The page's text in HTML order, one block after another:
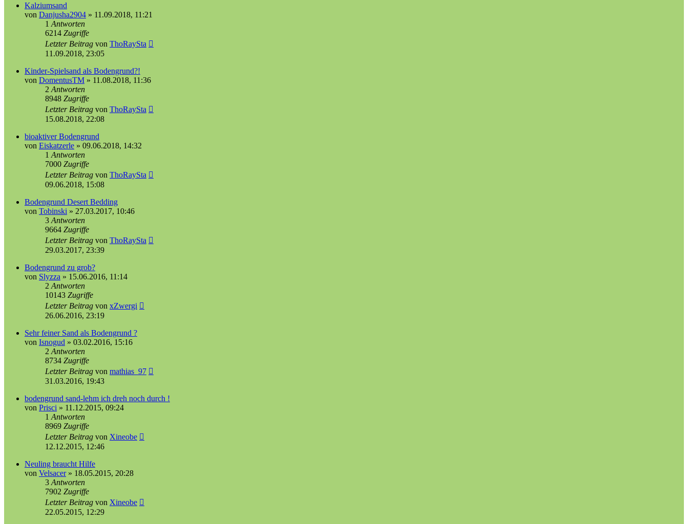
Kalziumsand
von Danjusha2904 » 11.09.2018, 11:21
1 Antworten
6214 Zugriffe
Letzter Beitrag von ThoRaySta
11.09.2018, 23:05
Kinder-Spielsand als Bodengrund?!
von DomentusTM » 11.08.2018, 11:36
2 Antworten
8948 Zugriffe
Letzter Beitrag von ThoRaySta
15.08.2018, 22:08
bioaktiver Bodengrund
von Eiskatzerle » 09.06.2018, 14:32
1 Antworten
7000 Zugriffe
Letzter Beitrag von ThoRaySta
09.06.2018, 15:08
Bodengrund Desert Bedding
von Tobinski » 27.03.2017, 10:46
3 Antworten
9664 Zugriffe
Letzter Beitrag von ThoRaySta
29.03.2017, 23:39
Bodengrund zu grob?
von Slyzza » 15.06.2016, 11:14
2 Antworten
10143 Zugriffe
Letzter Beitrag von xZwergi
26.06.2016, 23:19
Sehr feiner Sand als Bodengrund ?
von Isnogud » 03.02.2016, 15:16
2 Antworten
8734 Zugriffe
Letzter Beitrag von mathias_97
31.03.2016, 19:43
bodengrund sand-lehm ich dreh noch durch !
von Prisci » 11.12.2015, 09:24
1 Antworten
8969 Zugriffe
Letzter Beitrag von Xineobe
12.12.2015, 12:46
Neuling braucht Hilfe
von Velsacer» 18.05.2015, 20:28
3 Antworten
7902 Zugriffe
Letzter Beitrag von Xineobe
22.05.2015, 12:29